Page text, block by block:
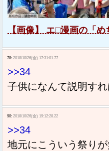
【画像】 エ□漫画の「
78: 2018/10/26(金) 17:31:01.77
>>34
子供になんて説明すれ
90: 2018/10/26(金) 19:12:28.22
>>34
地元にこういう祭り